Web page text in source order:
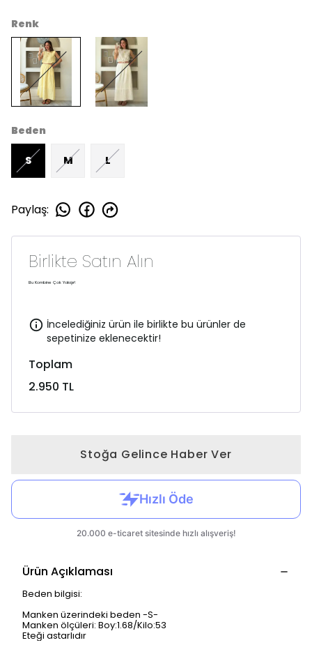
Renk
Beden
S M L
Paylaş:
Birlikte Satın Alın
Bu Kombine Çok Yakışır!
İncelediğiniz ürün ile birlikte bu ürünler de
sepetinize eklenecektir!
Toplam
2.950 TL
Stoğa Gelince Haber Ver
Ürün Açıklaması
Beden bilgisi:
Manken üzerindeki beden -S-
Manken ölçüleri: Boy:1.68/Kilo:53
Eteği astarlıdır